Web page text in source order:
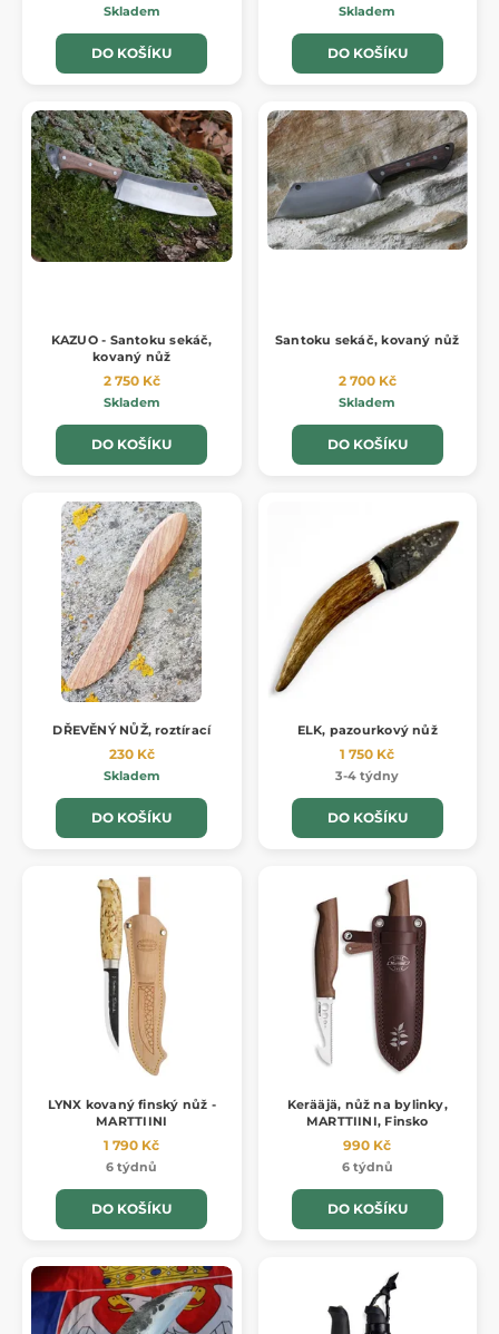
Skladem
DO KOŠÍKU
Skladem
DO KOŠÍKU
KAZUO - Santoku sekáč,
kovaný nůž
2 750 Kč
Skladem
DO KOŠÍKU
Santoku sekáč, kovaný nůž
2 700 Kč
Skladem
DO KOŠÍKU
DŘEVĚNÝ NŮŽ, roztírací
230 Kč
Skladem
DO KOŠÍKU
ELK, pazourkový nůž
1 750 Kč
3-4 týdny
DO KOŠÍKU
LYNX kovaný finský nůž -
MARTTIINI
1 790 Kč
6 týdnů
DO KOŠÍKU
Kerääjä, nůž na bylinky,
MARTTIINI, Finsko
990 Kč
6 týdnů
DO KOŠÍKU